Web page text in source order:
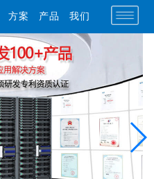
方案 产品 我们